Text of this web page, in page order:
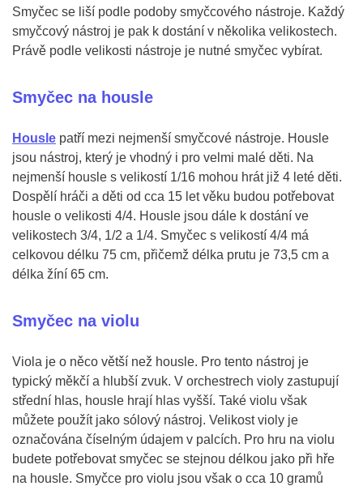
Smyčec se liší podle podoby smyčcového nástroje. Každý
smyčcový nástroj je pak k dostání v několika velikostech.
Právě podle velikosti nástroje je nutné smyčec vybírat.
Smyčec na housle
Housle patří mezi nejmenší smyčcové nástroje. Housle
jsou nástroj, který je vhodný i pro velmi malé děti. Na
nejmenší housle s velikostí 1/16 mohou hrát již 4 leté děti.
Dospělí hráči a děti od cca 15 let věku budou potřebovat
housle o velikosti 4/4. Housle jsou dále k dostání ve
velikostech 3/4, 1/2 a 1/4. Smyčec s velikostí 4/4 má
celkovou délku 75 cm, přičemž délka prutu je 73,5 cm a
délka žíní 65 cm.
Smyčec na violu
Viola je o něco větší než housle. Pro tento nástroj je
typický měkčí a hlubší zvuk. V orchestrech violy zastupují
střední hlas, housle hrají hlas vyšší. Také violu však
můžete použít jako sólový nástroj. Velikost violy je
označována číselným údajem v palcích. Pro hru na violu
budete potřebovat smyčec se stejnou délkou jako při hře
na housle. Smyčce pro violu jsou však o cca 10 gramů